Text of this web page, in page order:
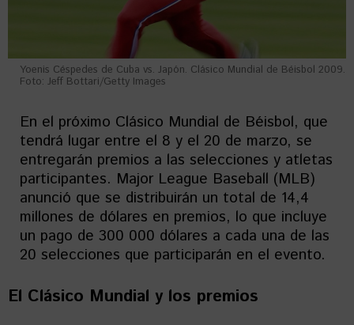
Yoenis Céspedes de Cuba vs. Japón. Clásico Mundial de Béisbol 2009.
Foto: Jeff Bottari/Getty Images
En el próximo Clásico Mundial de Béisbol, que
tendrá lugar entre el 8 y el 20 de marzo, se
entregarán premios a las selecciones y atletas
participantes. Major League Baseball (MLB)
anunció que se distribuirán un total de 14,4
millones de dólares en premios, lo que incluye
un pago de 300 000 dólares a cada una de las
20 selecciones que participarán en el evento.
El Clásico Mundial y los premios